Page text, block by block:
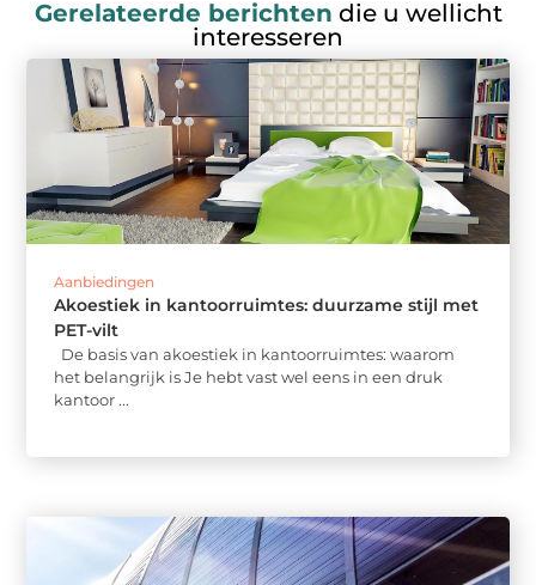
Gerelateerde berichten die u wellicht
interesseren
Aanbiedingen
Akoestiek in kantoorruimtes: duurzame stijl met
PET-vilt
De basis van akoestiek in kantoorruimtes: waarom
het belangrijk is Je hebt vast wel eens in een druk
kantoor ...